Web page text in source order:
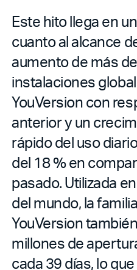
Este hito llega en
cuanto al alcance
aumento de más
instalaciones
YouVersion con
anterior y un
rápido del uso
del 18 % en
pasado. Utilizada
del mundo, la
YouVersion
millones de
cada 39 días, lo